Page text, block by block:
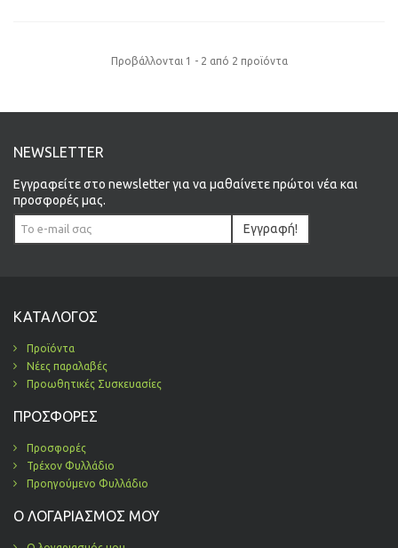
Προβάλλονται 1 - 2 από 2 προϊόντα
NEWSLETTER
Εγγραφείτε στο newsletter για να μαθαίνετε πρώτοι νέα και
προσφορές μας.
Εγγραφή!
ΚΑΤΆΛΟΓΟΣ
Προϊόντα
Νέες παραλαβές
Προωθητικές Συσκευασίες
ΠΡΟΣΦΟΡΈΣ
Προσφορές
Τρέχον Φυλλάδιο
Προηγούμενο Φυλλάδιο
Ο ΛΟΓΑΡΙΑΣΜΌΣ ΜΟΥ